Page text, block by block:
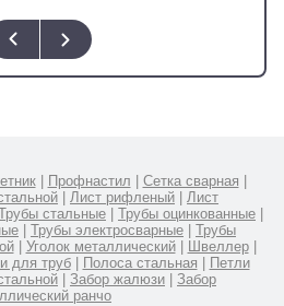
| Профнастил | Сетка сварная |
| Лист рифленый | Лист
стальные | Трубы оцинкованные |
| Трубы электросварные | Трубы
| Уголок металлический| Швеллер|
для труб| Полоса стальная | Петли
| Забор жалюзи | Забор
ранчо